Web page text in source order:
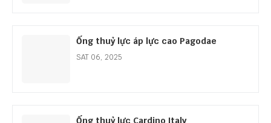
Ống thuỷ lực áp lực cao Pagodae
SAT 06, 2025
Ống thuỷ lực Cardino Italy